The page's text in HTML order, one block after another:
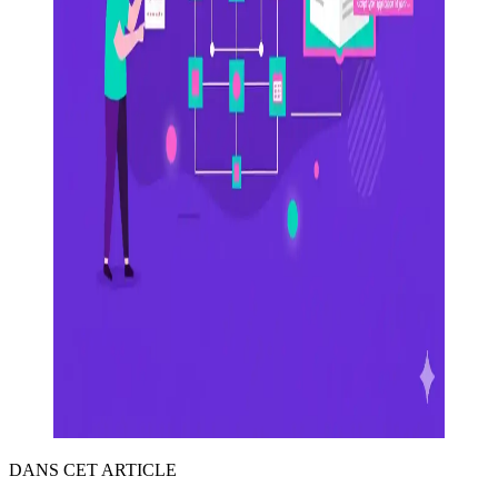
DANS CET ARTICLE